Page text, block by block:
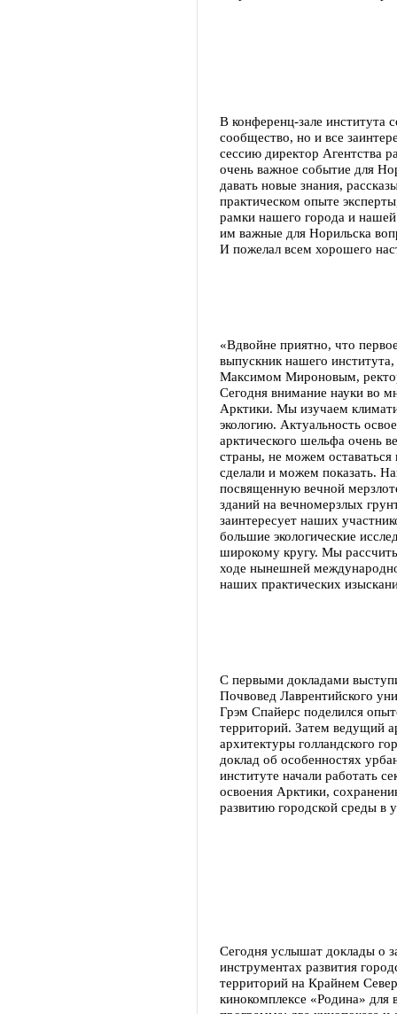
В конференц-зале института
сообщество, но и все
сессию директор Агентства
очень важное событие для
давать новые знания,
практическом опыте
рамки нашего города и
им важные для Норильска
И пожелал всем хорошего
«Вдвойне приятно, что
выпускник нашего
Максимом Мироновым,
Сегодня внимание науки во
Арктики. Мы изучаем
экологию. Актуальность
арктического шельфа очень
страны, не можем
сделали и можем показать.
посвященную вечной
зданий на вечномерзлых
заинтересует наших
большие экологические
широкому кругу. Мы
ходе нынешней
наших практических
С первыми докладами
Почвовед Лаврентийского
Грэм Спайерс поделился
территорий. Затем ведущий
архитектуры голландского
доклад об особенностях
институте начали работать
освоения Арктики,
развитию городской среды в
Сегодня услышат доклады о
инструментах развития
территорий на Крайнем
кинокомплексе «Родина» для